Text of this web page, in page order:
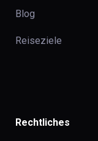
Blog
Reiseziele
Rechtliches